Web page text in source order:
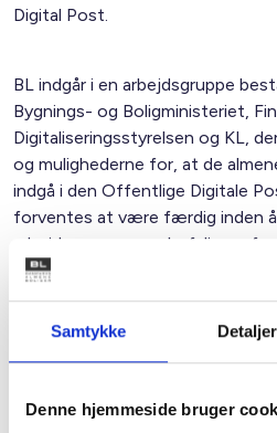
Samtykke Detaljer
Denne hjemmeside bruger
Digital Post.
BL indgår i en arbejdsgruppe
Bygnings- og Boligministeriet,
Digitaliseringsstyrelsen og KL,
og mulighederne for, at de
indgå i den Offentlige Digitale
forventes at være færdig inden
arbejdsgruppens anbefalinger
for effektivisering af den almene
Med venlig hilsen
Bent Madsen / Natalia